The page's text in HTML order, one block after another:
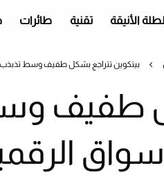
الأنيقة تقنية طائرات
بيتكوين تتراجع بشكل طفيف وسط تذبذب
طفيف